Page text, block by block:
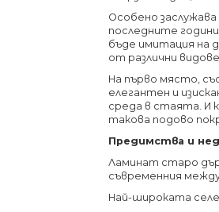
Особено
последните
бъде имитация на
от различни
На първо място,
елегантен и
среда в стаята. И
такова подово
Предимства и
Ламинат старо
съвременния
Най-широката